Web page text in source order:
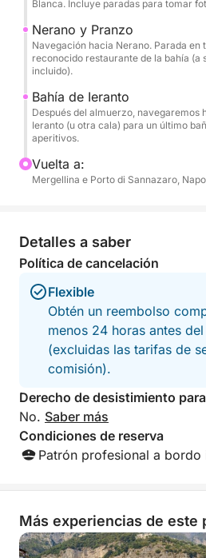
disfrutará de largas paradas
turquesas de la isla. A
hacia la Bahía de Nerano,
Costa Amalfitana y
El día se enriquece con una
detalle: a bordo, le recibirá un
bienvenida y podrá disfrutar
aperitivos durante la travesía.
en Nerano (coste del almuerzo
relajación está garantizada
Blanca. Incluye paradas para tomar
Nerano y Pranzo
Navegación hacia Nerano. Parada
reconocido restaurante de la bahía (a
incluido).
Bahía de Ieranto
Después del almuerzo, navegaremos
Ieranto (u otra cala) para un último
aperitivos.
Vuelta a:
Mergellina e Porto di Sannazaro,
Detalles a saber
Política de cancelación
Flexible
Obtén un reembolso
menos 24 horas antes
(excluidas las tarifas de
comisión).
Derecho de desistimiento
No. Saber más
Condiciones de reserva
Patrón profesional a bordo
Más experiencias de este